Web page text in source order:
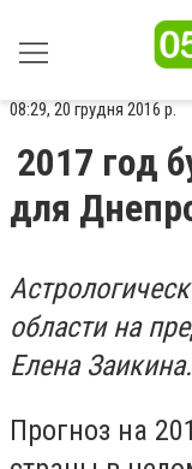
08:29, 20 грудня 2016 р.
2017 год
для
области на
Елена Заикина.
Прогноз на